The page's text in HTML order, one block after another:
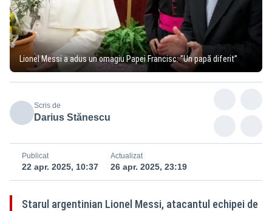
Lionel Messi a adus un omagiu Papei Francisc: ”Un papă diferit”
Scris de
Darius Stănescu
Publicat
22 apr. 2025, 10:37
Actualizat
26 apr. 2025, 23:19
Starul argentinian Lionel Messi, atacantul echipei de